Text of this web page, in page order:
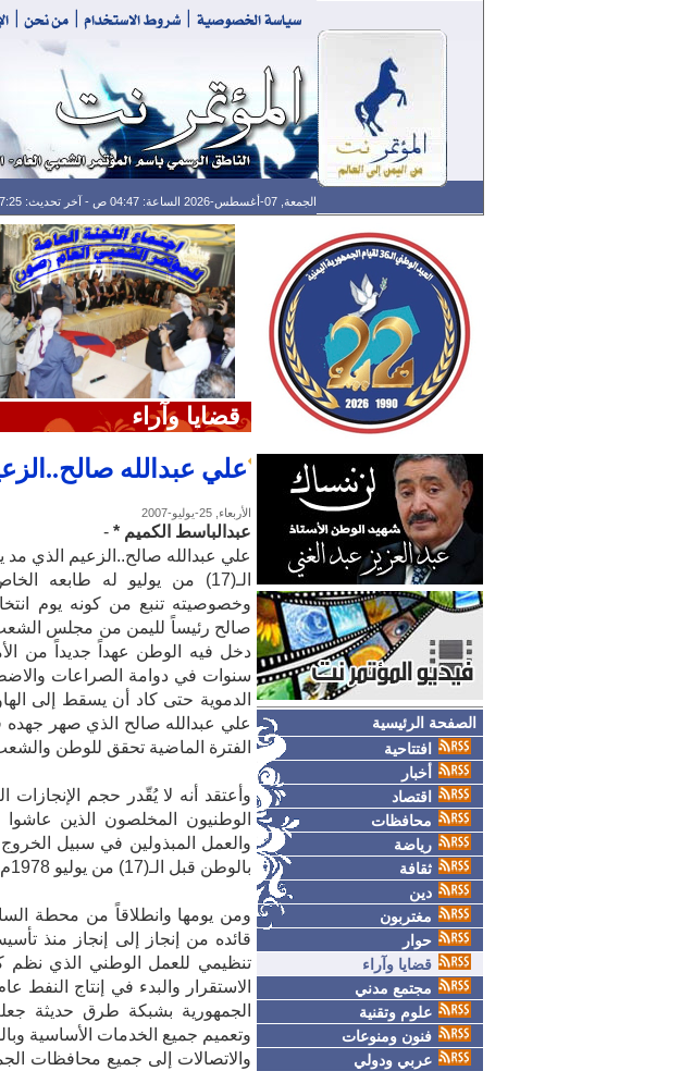
الجمعة, 07-أغسطس-2026 الساعة: 04:47 ص - آخر تحديث: 07:25 م (25: 04) بتوقيت غرينتش
الصفحة الرئيسية
افتتاحية
أخبار
اقتصاد
محافظات
رياضة
ثقافة
دين
مغتربون
حوار
قضايا وآراء
مجتمع مدني
علوم وتقنية
فنون ومنوعات
عربي ودولي
قضايا وآراء
علي عبدالله
الأربعاء, 25-يوليو-2007
عبدالباسط الكميم * -
علي عبدالله صالح..الزعيم الذي مد
الـ(17) من يوليو له طابعه
وخصوصيته تنبع من كونه يوم
صالح رئيساً لليمن من مجلس
دخل فيه الوطن عهداً جديداً من
سنوات في دوامة الصراعات
الدموية حتى كاد أن يسقط إلى
علي عبدالله صالح الذي صهر جهده
الفترة الماضية تحقق للوطن
الوطنيون المخلصون الذين
والعمل المبذولين في سبيل
بالوطن قبل الـ(17) من يوليو 1978م.
ومن يومها وانطلاقاً من محطة
تنظيمي للعمل الوطني الذي نظم
الجمهورية بشبكة طرق حديثة
وتعميم جميع الخدمات الأساسية
والاتصالات إلى جميع محافظات